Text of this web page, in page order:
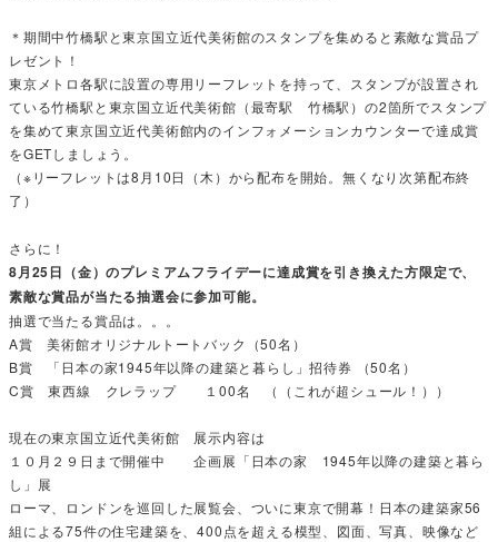
＊期間中竹橋駅と東京国立近代美術館のスタンプを集めると素敵な賞品プ
レゼント！
東京メトロ各駅に設置の専用リーフレットを持って、スタンプが設置され
ている竹橋駅と東京国立近代美術館（最寄駅 竹橋駅）の2箇所でスタンプ
を集めて東京国立近代美術館内のインフォメーションカウンターで達成賞
をGETしましょう。
（※リーフレットは8月10日（木）から配布を開始。無くなり次第配布終
了）
さらに！
8月25日（金）のプレミアムフライデーに達成賞を引き換えた方限定で、
素敵な賞品が当たる抽選会に参加可能。
抽選で当たる賞品は。。。
A賞 美術館オリジナルトートバック（50名）
B賞 「日本の家1945年以降の建築と暮らし」招待券 （50名）
C賞 東西線 クレラップ １00名 （（これが超シュール！））
現在の東京国立近代美術館 展示内容は
１０月２９日まで開催中 企画展「日本の家 1945年以降の建築と暮ら
し」展
ローマ、ロンドンを巡回した展覧会、ついに東京で開幕！日本の建築家56
組による75件の住宅建築を、400点を超える模型、図面、写真、映像など